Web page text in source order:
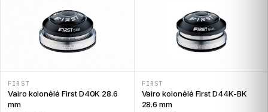
FIRST
Vairo kolonėlė First D40K 28.6
mm
FIRST
Vairo kolonėlė First D44K-BK
28.6 mm